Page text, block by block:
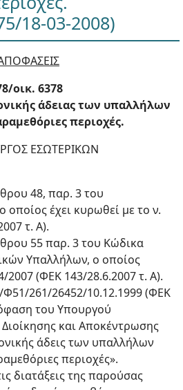
18-03-2008)
οικ. 6378
άδειας των υπαλλήλων
περιοχές.
ΕΣΩΤΕΡΙΚΩΝ
48, παρ. 3 του
έχει κυρωθεί με το ν.
τ. Α).
55 παρ. 3 του Κώδικα
Υπαλλήλων, ο οποίος
2007 (ΦΕΚ 143/28.6.2007 τ. Α).
Φ51/261/26452/10.12.1999 (ΦΕΚ
του Υπουργού
και Αποκέντρωσης
άδεις των υπαλλήλων
περιοχές».
διατάξεις της παρούσας